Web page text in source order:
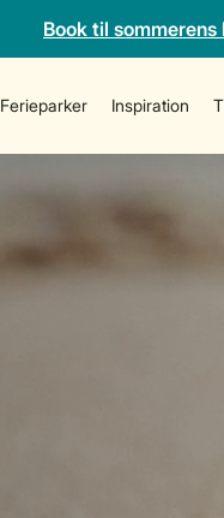
Book til
Ferieparker Inspiration